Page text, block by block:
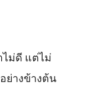
ม่ดี แต่ไม่
ย่างข้างต้น